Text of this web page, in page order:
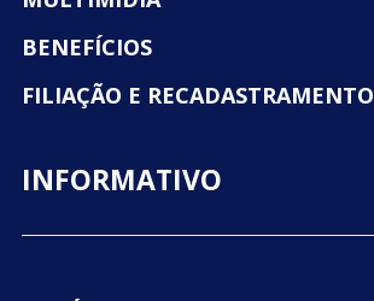
BENEFÍCIOS
FILIAÇÃO E RECADASTRAMENTO
INFORMATIVO